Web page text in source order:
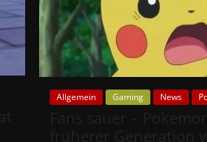
Allgemein Gaming News